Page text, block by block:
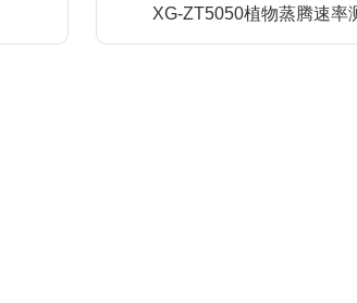
XG-ZT5050植物蒸腾速率